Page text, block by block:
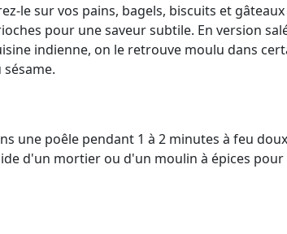
le sur vos pains, bagels, biscuits et
pour une saveur subtile. En version
indienne, on le retrouve moulu dans
une poêle pendant 1 à 2 minutes à feu
d'un mortier ou d'un moulin à épices